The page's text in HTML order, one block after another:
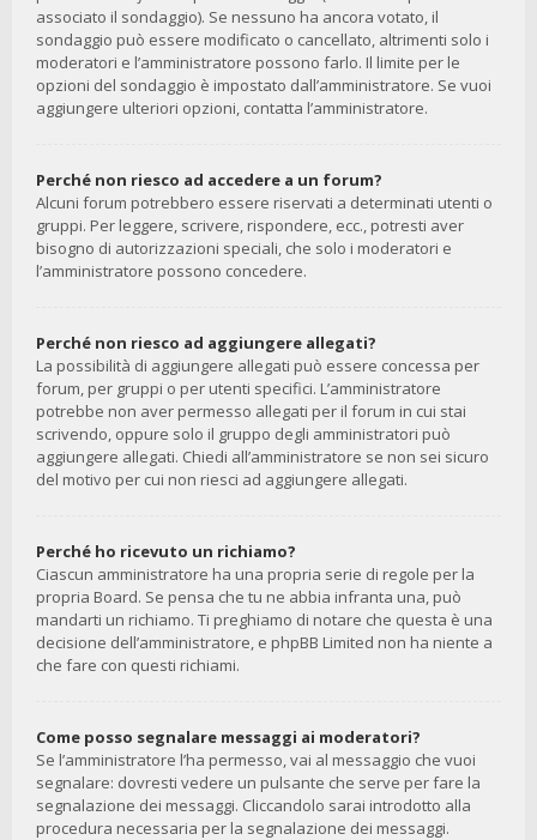
associato il sondaggio). Se nessuno ha ancora votato, il
sondaggio può essere modificato o cancellato, altrimenti solo i
moderatori e l’amministratore possono farlo. Il limite per le
opzioni del sondaggio è impostato dall’amministratore. Se vuoi
aggiungere ulteriori opzioni, contatta l’amministratore.
Perché non riesco ad accedere a un forum?
Alcuni forum potrebbero essere riservati a determinati utenti o
gruppi. Per leggere, scrivere, rispondere, ecc., potresti aver
bisogno di autorizzazioni speciali, che solo i moderatori e
l’amministratore possono concedere.
Perché non riesco ad aggiungere allegati?
La possibilità di aggiungere allegati può essere concessa per
forum, per gruppi o per utenti specifici. L’amministratore
potrebbe non aver permesso allegati per il forum in cui stai
scrivendo, oppure solo il gruppo degli amministratori può
aggiungere allegati. Chiedi all’amministratore se non sei sicuro
del motivo per cui non riesci ad aggiungere allegati.
Perché ho ricevuto un richiamo?
Ciascun amministratore ha una propria serie di regole per la
propria Board. Se pensa che tu ne abbia infranta una, può
mandarti un richiamo. Ti preghiamo di notare che questa è una
decisione dell’amministratore, e phpBB Limited non ha niente a
che fare con questi richiami.
Come posso segnalare messaggi ai moderatori?
Se l’amministratore l’ha permesso, vai al messaggio che vuoi
segnalare: dovresti vedere un pulsante che serve per fare la
segnalazione dei messaggi. Cliccandolo sarai introdotto alla
procedura necessaria per la segnalazione dei messaggi.